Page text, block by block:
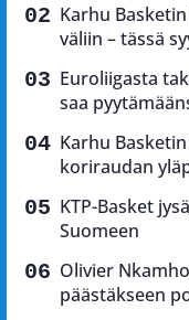
Karhu
väliin – tässä
Euroliigasta
saa
Karhu
koriraudan
KTP-Basket
Suomeen
Olivier
päästäkseen